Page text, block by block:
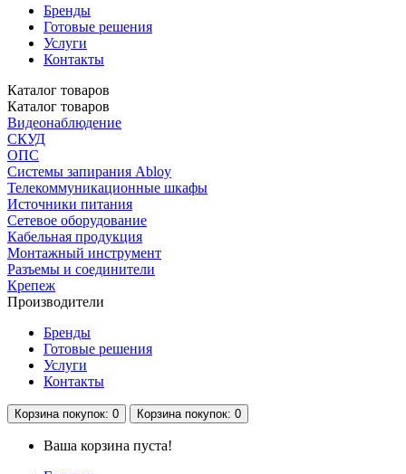
Бренды
Готовые решения
Услуги
Контакты
Каталог товаров
Каталог товаров
Видеонаблюдение
СКУД
ОПС
Системы запирания Abloy
Телекоммуникационные шкафы
Источники питания
Сетевое оборудование
Кабельная продукция
Монтажный инструмент
Разъемы и соединители
Крепеж
Производители
Бренды
Готовые решения
Услуги
Контакты
Корзинапокупок: 0 Корзинапокупок: 0
Ваша корзина пуста!